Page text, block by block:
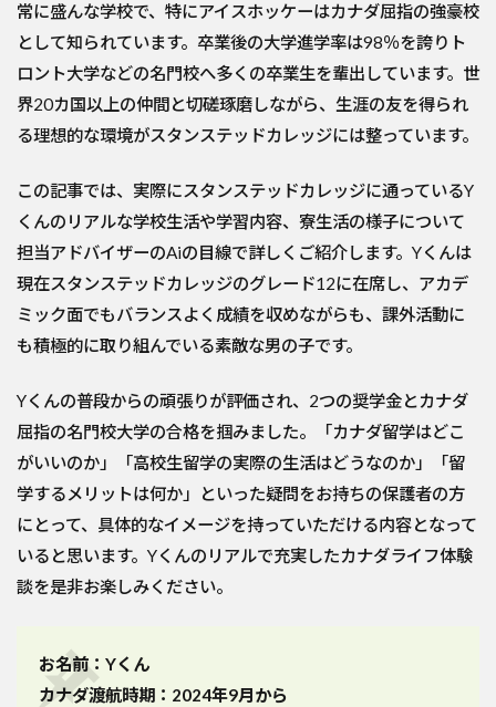
常に盛んな学校で、特にアイスホッケーはカナダ屈指の強豪校
として知られています。卒業後の大学進学率は98％を誇りト
ロント大学などの名門校へ多くの卒業生を輩出しています。世
界20カ国以上の仲間と切磋琢磨しながら、生涯の友を得られ
る理想的な環境がスタンステッドカレッジには整っています。
この記事では、実際にスタンステッドカレッジに通っているY
くんのリアルな学校生活や学習内容、寮生活の様子について
担当アドバイザーのAiの目線で詳しくご紹介します。Yくんは
現在スタンステッドカレッジのグレード12に在席し、アカデ
ミック面でもバランスよく成績を収めながらも、課外活動に
も積極的に取り組んでいる素敵な男の子です。
Yくんの普段からの頑張りが評価され、2つの奨学金とカナダ
屈指の名門校大学の合格を掴みました。「カナダ留学はどこ
がいいのか」「高校生留学の実際の生活はどうなのか」「留
学するメリットは何か」といった疑問をお持ちの保護者の方
にとって、具体的なイメージを持っていただける内容となって
いると思います。Yくんのリアルで充実したカナダライフ体験
談を是非お楽しみください。
お名前：Yくん
カナダ渡航時期：2024年9月から